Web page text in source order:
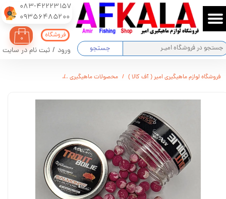
083-42223157
​​​​​​​09356485200
جستجو
۰
ورود / ثبت نام در سایت
حساب کاربری من
تغییر گذر واژه
فروشگاه
فروشگاه لوازم ماهیگیری امیر ( آف کالا ) محصولات ماهیگیری